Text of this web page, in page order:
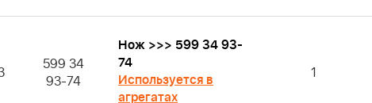
599 34
93-74
Нож >>> 599 34 93-
74
Используется в
агрегатах
1